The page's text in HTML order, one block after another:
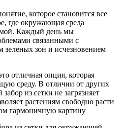
которое становится все
где окружающая среда
Каждый день мы
связанными с
зеленых зон и исчезновением
отличная опция, которая
среду. В отличии от других
из сетки не загрязняет
растениям свободно расти
гармоничную картину